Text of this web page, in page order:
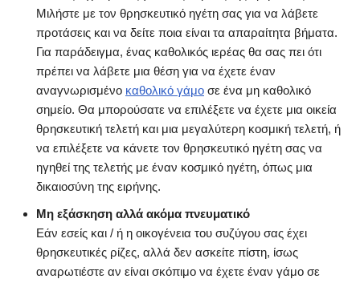
Μιλήστε με τον θρησκευτικό ηγέτη σας για να λάβετε
προτάσεις και να δείτε ποια είναι τα απαραίτητα βήματα.
Για παράδειγμα, ένας καθολικός ιερέας θα σας πει ότι
πρέπει να λάβετε μια θέση για να έχετε έναν
αναγνωρισμένο καθολικό γάμο σε ένα μη καθολικό
σημείο. Θα μπορούσατε να επιλέξετε να έχετε μια οικεία
θρησκευτική τελετή και μια μεγαλύτερη κοσμική τελετή, ή
να επιλέξετε να κάνετε τον θρησκευτικό ηγέτη σας να
ηγηθεί της τελετής με έναν κοσμικό ηγέτη, όπως μια
δικαιοσύνη της ειρήνης.
Μη εξάσκηση αλλά ακόμα πνευματικό
Εάν εσείς και / ή η οικογένεια του συζύγου σας έχει
θρησκευτικές ρίζες, αλλά δεν ασκείτε πίστη, ίσως
αναρωτιέστε αν είναι σκόπιμο να έχετε έναν γάμο σε